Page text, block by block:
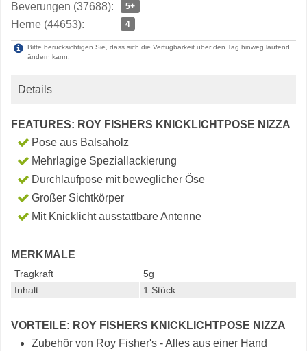
Beverungen (37688): 5+
Herne (44653): 4
Bitte berücksichtigen Sie, dass sich die Verfügbarkeit über den Tag hinweg laufend
ändern kann.
Details
FEATURES: ROY FISHERS KNICKLICHTPOSE NIZZA
Pose aus Balsaholz
Mehrlagige Speziallackierung
Durchlaufpose mit beweglicher Öse
Großer Sichtkörper
Mit Knicklicht ausstattbare Antenne
MERKMALE
Tragkraft
5g
Inhalt
1 Stück
VORTEILE: ROY FISHERS KNICKLICHTPOSE NIZZA
Zubehör von Roy Fisher's - Alles aus einer Hand